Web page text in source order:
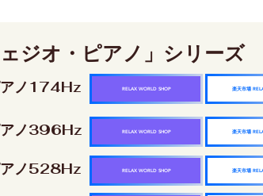
ジオ・ピアノ」シリーズ
アノ174Hz 楽天市場
RELAX WORLD SHOP
アノ396Hz 楽天市場
RELAX WORLD SHOP
アノ528Hz 楽天市場
RELAX WORLD SHOP